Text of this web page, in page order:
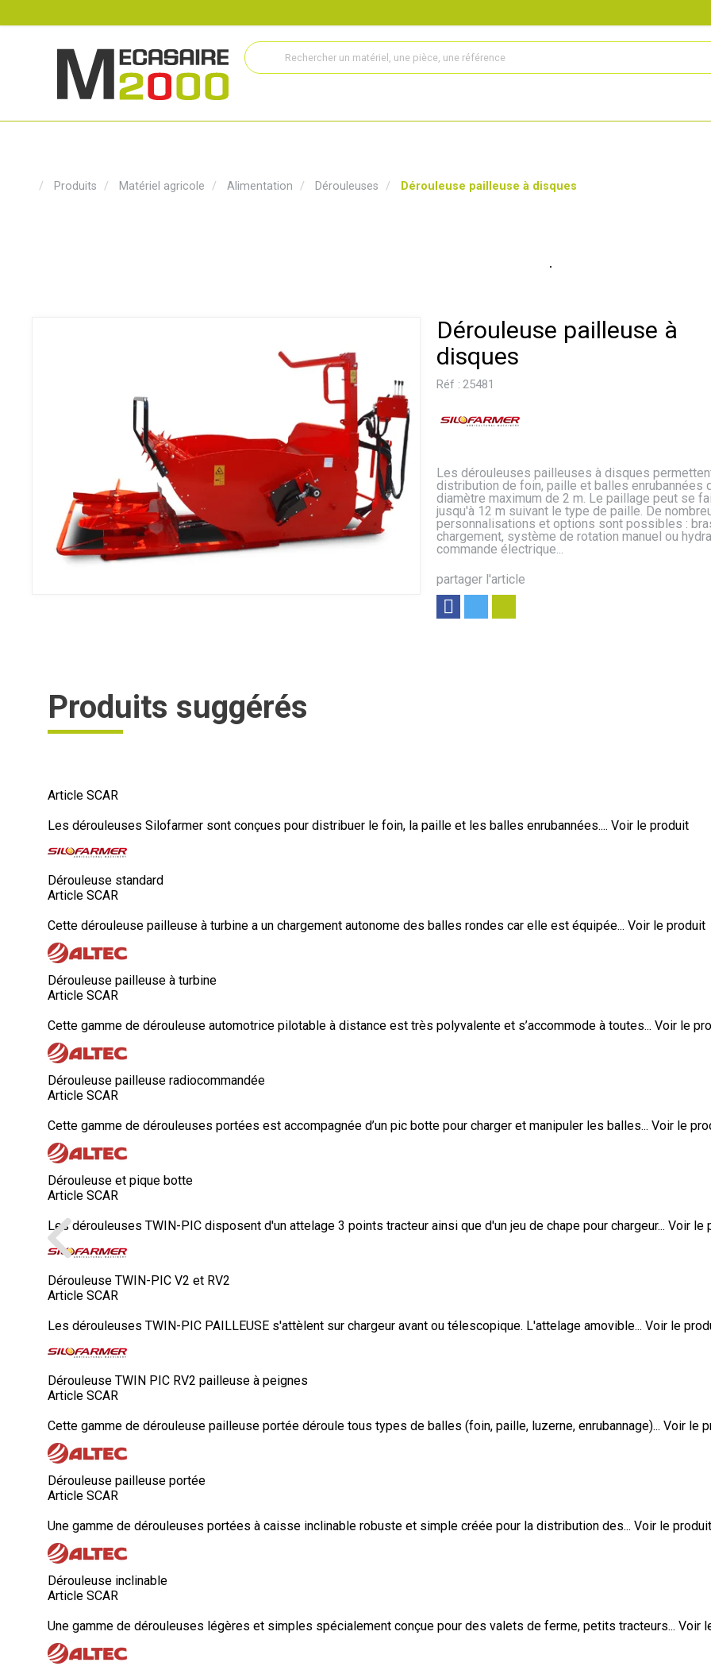
Produits Matériel agricole Alimentation Dérouleuses Dérouleuse pailleuse à disques
Dérouleuse pailleuse à
disques
Réf : 25481
partager l'article
Les dérouleuses pailleuses à disques
distribution de foin, paille et balles enrubannées
diamètre maximum de 2 m. Le paillage peut se
jusqu'à 12 m suivant le type de paille. De
personnalisations et options sont possibles :
chargement, système de rotation manuel ou
commande électrique...
Produits suggérés
Article SCAR
Les dérouleuses Silofarmer sont conçues pour distribuer le foin, la paille et les balles enrubannées.... Voir le produit
Dérouleuse standard
Article SCAR
Cette dérouleuse pailleuse à turbine a un chargement autonome des balles rondes car elle est équipée... Voir le produit
Dérouleuse pailleuse à turbine
Article SCAR
Cette gamme de dérouleuse automotrice pilotable à distance est très polyvalente et s’accommode à toutes... Voir le
Dérouleuse pailleuse radiocommandée
Article SCAR
Cette gamme de dérouleuses portées est accompagnée d’un pic botte pour charger et manipuler les balles... Voir le
Dérouleuse et pique botte
Article SCAR
Les dérouleuses TWIN-PIC disposent d'un attelage 3 points tracteur ainsi que d'un jeu de chape pour chargeur... Voir le
Dérouleuse TWIN-PIC V2 et RV2
Article SCAR
Les dérouleuses TWIN-PIC PAILLEUSE s'attèlent sur chargeur avant ou télescopique. L'attelage amovible... Voir le
Dérouleuse TWIN PIC RV2 pailleuse à peignes
Article SCAR
Cette gamme de dérouleuse pailleuse portée déroule tous types de balles (foin, paille, luzerne, enrubannage)... Voir le
Dérouleuse pailleuse portée
Article SCAR
Une gamme de dérouleuses portées à caisse inclinable robuste et simple créée pour la distribution des... Voir le produit
Dérouleuse inclinable
Article SCAR
Une gamme de dérouleuses légères et simples spécialement conçue pour des valets de ferme, petits tracteurs... Voir